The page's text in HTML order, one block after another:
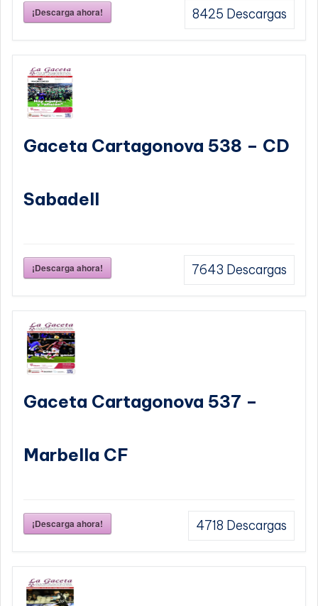
¡Descarga ahora! 8425 Descargas
Gaceta Cartagonova 538 – CD
Sabadell
¡Descarga ahora! 7643 Descargas
Gaceta Cartagonova 537 –
Marbella CF
¡Descarga ahora! 4718 Descargas